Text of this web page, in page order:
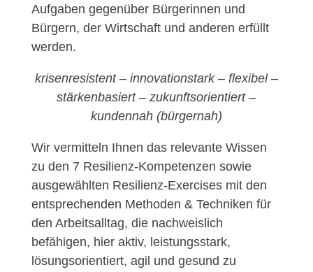
Aufgaben gegenüber Bürgerinnen und
Bürgern, der Wirtschaft und anderen erfüllt
werden.
krisenresistent – innovationstark – flexibel –
stärkenbasiert – zukunftsorientiert –
kundennah (bürgernah)
Wir vermitteln Ihnen das relevante Wissen
zu den 7 Resilienz-Kompetenzen sowie
ausgewählten Resilienz-Exercises mit den
entsprechenden Methoden & Techniken für
den Arbeitsalltag, die nachweislich
befähigen, hier aktiv, leistungsstark,
lösungsorientiert, agil und gesund zu